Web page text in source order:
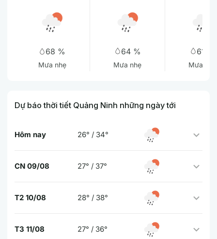
68 %
Mưa nhẹ
64 %
Mưa nhẹ
61 %
Mưa nhẹ
Dự báo thời tiết Quảng Ninh những ngày tới
Hôm nay 26° / 34°
CN 09/08 27° / 37°
T2 10/08 28° / 38°
T3 11/08 27° / 36°